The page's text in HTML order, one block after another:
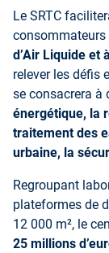
Le SRTC
d’Air Liquide et
relever les défis
se consacrera à
énergétique, la
traitement des
urbaine, la
Regroupant
plateformes de
12 000 m², le
25 millions